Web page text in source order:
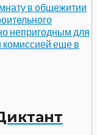
в общежитии
непригодным для
еще в